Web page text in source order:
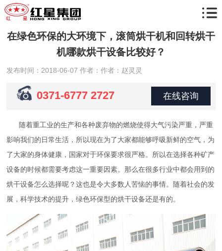
在绿色环保的大环境下，滚筒烘干机和回转烘干
机哪款烘干设备比较好？
发布时间：2018-06-07 作者：作者：赵灵灵
0371-6777 2727 在线咨询
随着重工业的生产和各种废弃物的燃烧使得大气污染严重，严重
影响我们的日常生活，所以现在为了大家都能够呼吸新鲜的空气，为
了大家的身体健康，国家对于环保要求很严格。所以在选择各种矿产
设备的时候都需要考虑这一重要因素。那么在很多行业中都会用到的
烘干设备怎么选择呢？这也是令大多数人苦恼的事情。随着社会的发
展，科学技术的提升，绿色环保型的烘干设备还是有的。